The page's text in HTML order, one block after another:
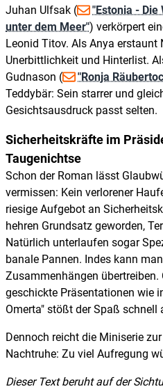
Juhan Ulfsak (
"Estonia -
unter dem Meer") verkörpert
Leonid Titov. Als Anya erstaunt
Unerbittlichkeit und Hinterlist.
Gudnason (
"Ronja
Teddybär: Sein starrer und
Gesichtsausdruck passt selten.
Sicherheitskräfte im
Taugenichtse
Schon der Roman lässt
vermissen: Kein verlorener
riesige Aufgebot an
hehren Grundsatz geworden,
Natürlich unterlaufen sogar
banale Pannen. Indes kann
Zusammenhängen übertreiben.
geschickte Präsentationen wie
Omerta" stößt der Spaß schnell
Dennoch reicht die Miniserie
Nachtruhe: Zu viel Aufregung
Dieser Text beruht auf der